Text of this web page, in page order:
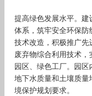
提高绿色发展水平。
体系，筑牢安全环保
技术改造，积极推广先
废弃物综合利用技术
园区、绿色工厂。园区
地下水质量和土壤质
境保护规划要求。